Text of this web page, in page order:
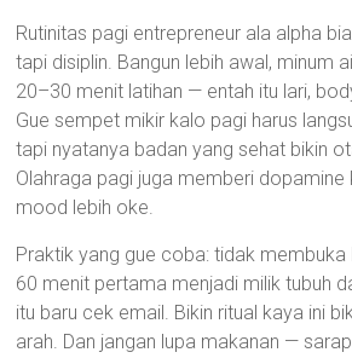
Rutinitas pagi entrepreneur ala alpha
tapi disiplin. Bangun lebih awal, minum
20–30 menit latihan — entah itu lari,
Gue sempet mikir kalo pagi harus
tapi nyatanya badan yang sehat bikin
Olahraga pagi juga memberi dopamine
mood lebih oke.
Praktik yang gue coba: tidak membuka
60 menit pertama menjadi milik tubuh
itu baru cek email. Bikin ritual kaya ini
arah. Dan jangan lupa makanan —